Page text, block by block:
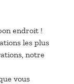
endroit !
les plus
notre
vous